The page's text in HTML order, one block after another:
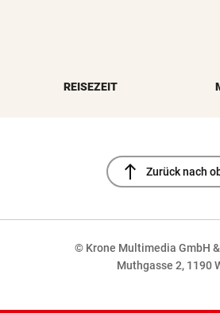
REISEZEIT
north Zurück nach
© Krone Multimedia GmbH
Muthgasse 2, 1190